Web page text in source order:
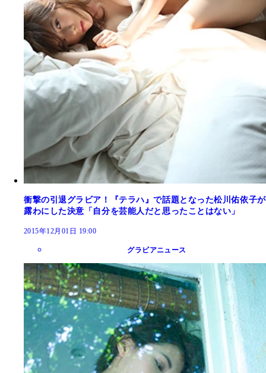
衝撃の引退グラビア！『テラハ』で話題となった松川佑依子が
露わにした決意「自分を芸能人だと思ったことはない」
2015年12月01日 19:00
グラビアニュース